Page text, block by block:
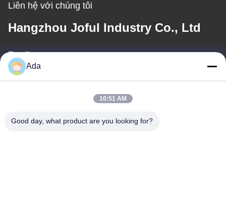
Liên hệ với chúng tôi
Hangzhou Joful Industry Co., Ltd
Email
Ada
10:51 AM
Good day, what product are you looking for?